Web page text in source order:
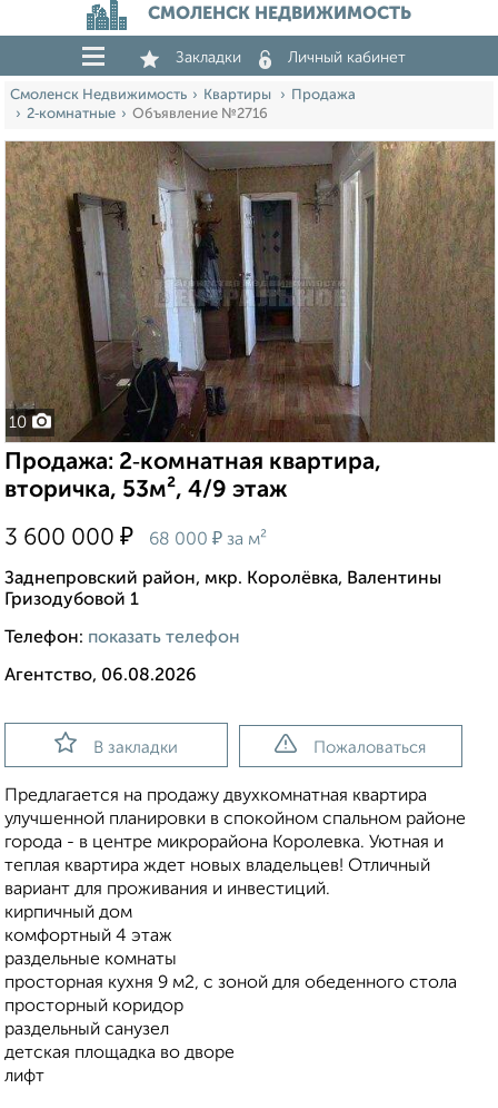
СМОЛЕНСК НЕДВИЖИМОСТЬ
Закладки Личный кабинет
Смоленск Недвижимость Квартиры
Продажа
2‑комнатные
Объявление №2716
10
Продажа: 2‑комнатная квартира,
вторичка, 53м², 4/9 этаж
3 600 000 ₽ 68 000 ₽ за м²
Заднепровский район, мкр. Королёвка, Валентины
Гризодубовой 1
Телефон: показать телефон
Агентство, 06.08.2026
В закладки Пожаловаться
Предлагается на продажу двухкомнатная квартира
улучшенной планировки в спокойном спальном районе
города - в центре микрорайона Королевка. Уютная и
теплая квартира ждет новых владельцев! Отличный
вариант для проживания и инвестиций.
кирпичный дом
комфортный 4 этаж
раздельные комнаты
просторная кухня 9 м2, с зоной для обеденного стола
просторный коридор
раздельный санузел
детская площадка во дворе
лифт